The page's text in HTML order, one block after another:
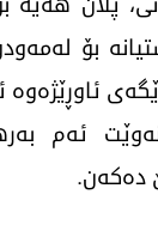
بۆ
ئاوڕێژه‌وه‌
ئه‌م
ده‌كه‌ن.